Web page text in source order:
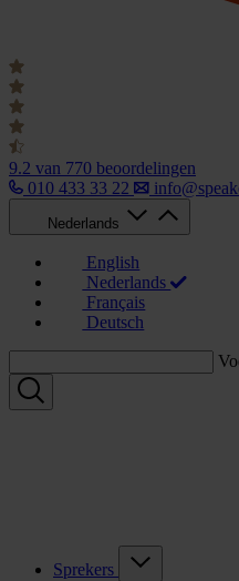
9.2 van 770 beoordelingen
010 433 33 22
Nederlands
English
Nederlands
Français
Deutsch
Sprekers